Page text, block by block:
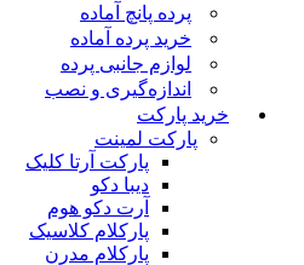
پرده پانچ آماده
خرید پرده آماده
لوازم جانبی پرده
اندازه‌گیری و نصب
خرید پارکت
پارکت لمینت
پارکت آرتا کلیک
دیبا دکو
آرت دکو هوم
پارکلام کلاسیک
پارکلام مدرن